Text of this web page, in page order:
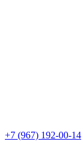
+7 (967) 192-00-14